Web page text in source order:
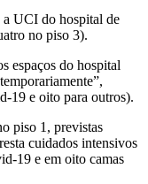
a UCI do hospital de
no piso 3).
espaços do hospital
19 e oito para outros).
piso 1, previstas
cuidados intensivos
19 e em oito camas